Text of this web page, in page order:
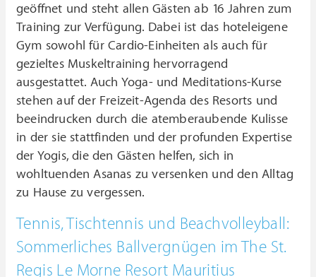
geöffnet und steht allen Gästen ab 16 Jahren zum
Training zur Verfügung. Dabei ist das hoteleigene
Gym sowohl für Cardio-Einheiten als auch für
gezieltes Muskeltraining hervorragend
ausgestattet. Auch Yoga- und Meditations-Kurse
stehen auf der Freizeit-Agenda des Resorts und
beeindrucken durch die atemberaubende Kulisse
in der sie stattfinden und der profunden Expertise
der Yogis, die den Gästen helfen, sich in
wohltuenden Asanas zu versenken und den Alltag
zu Hause zu vergessen.
Tennis, Tischtennis und Beachvolleyball:
Sommerliches Ballvergnügen im The St.
Regis Le Morne Resort Mauritius